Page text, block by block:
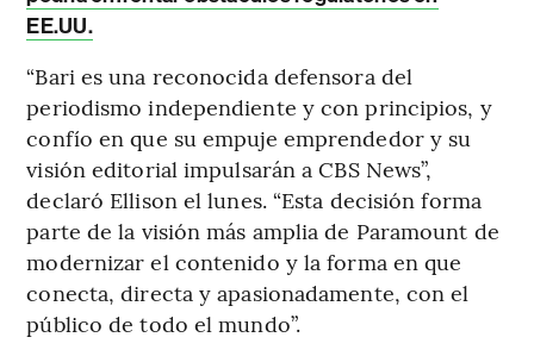
EE.UU.
“Bari es una reconocida defensora del
periodismo independiente y con principios, y
confío en que su empuje emprendedor y su
visión editorial impulsarán a CBS News”,
declaró Ellison el lunes. “Esta decisión forma
parte de la visión más amplia de Paramount de
modernizar el contenido y la forma en que
conecta, directa y apasionadamente, con el
público de todo el mundo”.